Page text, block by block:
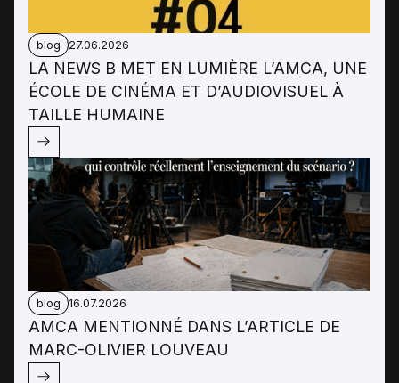
blog 27.06.2026
LA NEWS B MET EN LUMIÈRE L’AMCA, UNE
ÉCOLE DE CINÉMA ET D’AUDIOVISUEL À
TAILLE HUMAINE
blog 16.07.2026
AMCA MENTIONNÉ DANS L’ARTICLE DE
MARC-OLIVIER LOUVEAU